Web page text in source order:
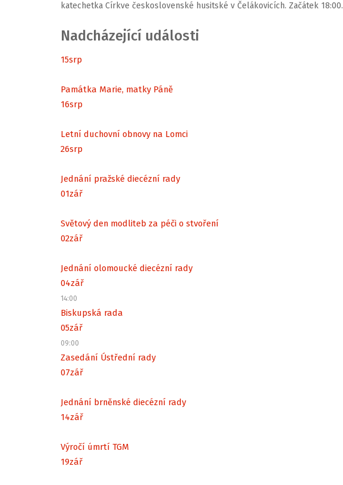
katechetka Církve československé husitské v Čelákovicích. Začátek 18:00.
Nadcházející události
15srp
Památka Marie, matky Páně
16srp
Letní duchovní obnovy na Lomci
26srp
Jednání pražské diecézní rady
01zář
Světový den modliteb za péči o stvoření
02zář
Jednání olomoucké diecézní rady
04zář
14:00
Biskupská rada
05zář
09:00
Zasedání Ústřední rady
07zář
Jednání brněnské diecézní rady
14zář
Výročí úmrtí TGM
19zář